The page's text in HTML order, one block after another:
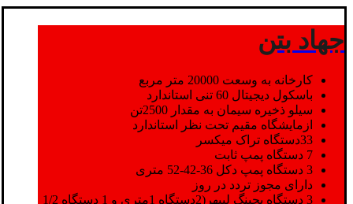
جهاد بتن
کارخانه به وسعت 20000 متر مربع
باسکول دیجیتال 60 تنی استاندارد
سیلو ذخیره سیمان به مقدار 2500تن
ازمایشگاه مقیم تحت نظر استاندارد
33دستگاه تراک میکسر
7 دستگاه پمپ ثابت
3 دستگاه پمپ دکل 36-42-52 متری
دارای مجوز تردد در روز
3 دستگاه بچینگ لیپهر(2دستگاه 1متری و 1 دستگاه 1/2